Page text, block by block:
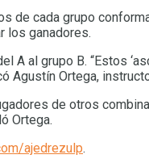
cada grupo
los ganadores.
al grupo B. “Estos
Agustín Ortega,
de otros
Ortega.
ajedrezulp.